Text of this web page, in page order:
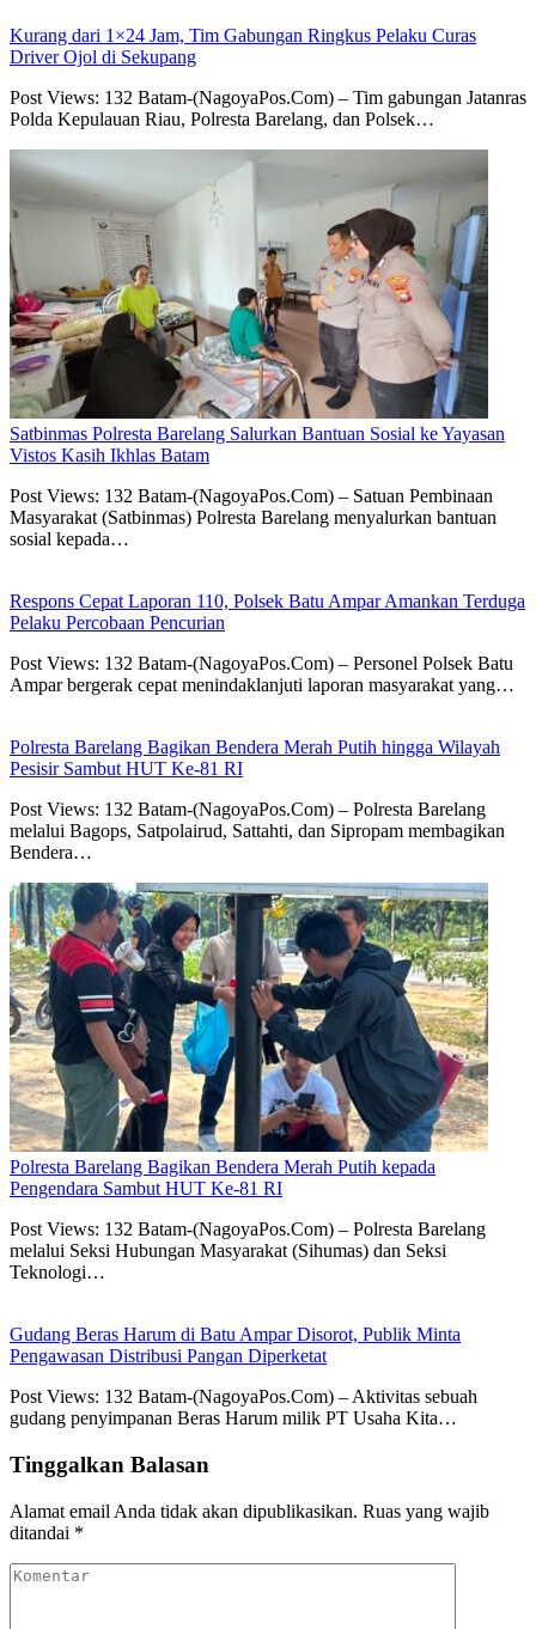
Kurang dari 1×24 Jam, Tim Gabungan Ringkus Pelaku Curas
Driver Ojol di Sekupang
Post Views: 132 Batam-(NagoyaPos.Com) – Tim gabungan Jatanras
Polda Kepulauan Riau, Polresta Barelang, dan Polsek…
Satbinmas Polresta Barelang Salurkan Bantuan Sosial ke Yayasan
Vistos Kasih Ikhlas Batam
Post Views: 132 Batam-(NagoyaPos.Com) – Satuan Pembinaan
Masyarakat (Satbinmas) Polresta Barelang menyalurkan bantuan
sosial kepada…
Respons Cepat Laporan 110, Polsek Batu Ampar Amankan Terduga
Pelaku Percobaan Pencurian
Post Views: 132 Batam-(NagoyaPos.Com) – Personel Polsek Batu
Ampar bergerak cepat menindaklanjuti laporan masyarakat yang…
Polresta Barelang Bagikan Bendera Merah Putih hingga Wilayah
Pesisir Sambut HUT Ke-81 RI
Post Views: 132 Batam-(NagoyaPos.Com) – Polresta Barelang
melalui Bagops, Satpolairud, Sattahti, dan Sipropam membagikan
Bendera…
Polresta Barelang Bagikan Bendera Merah Putih kepada
Pengendara Sambut HUT Ke-81 RI
Post Views: 132 Batam-(NagoyaPos.Com) – Polresta Barelang
melalui Seksi Hubungan Masyarakat (Sihumas) dan Seksi
Teknologi…
Gudang Beras Harum di Batu Ampar Disorot, Publik Minta
Pengawasan Distribusi Pangan Diperketat
Post Views: 132 Batam-(NagoyaPos.Com) – Aktivitas sebuah
gudang penyimpanan Beras Harum milik PT Usaha Kita…
Tinggalkan Balasan
Alamat email Anda tidak akan dipublikasikan. Ruas yang wajib
ditandai *